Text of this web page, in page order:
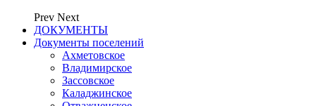
Prev Next
ДОКУМЕНТЫ
Документы поселений
Ахметовское
Владимирское
Зассовское
Каладжинское